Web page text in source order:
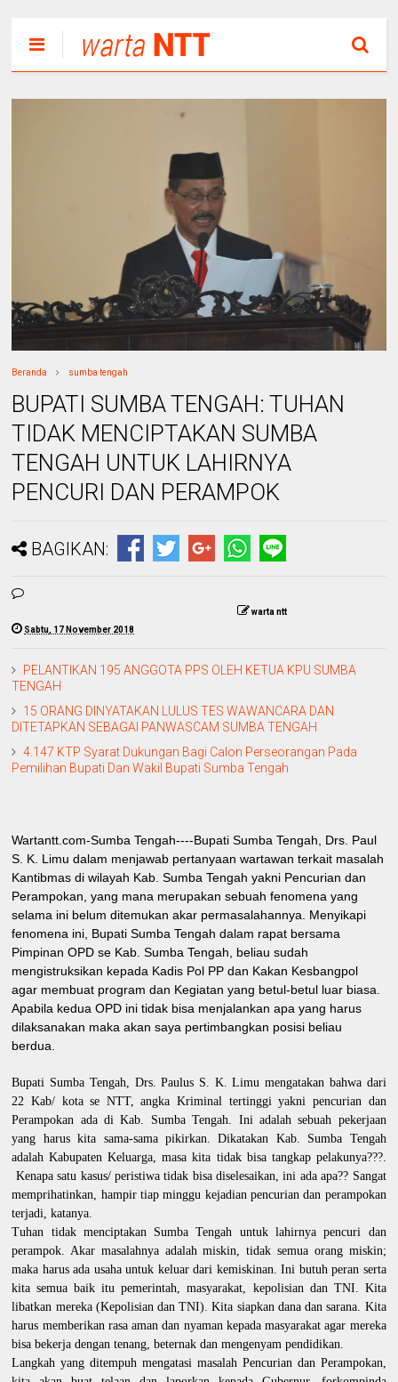
Beranda sumba tengah
BUPATI SUMBA TENGAH: TUHAN
TIDAK MENCIPTAKAN SUMBA
TENGAH UNTUK LAHIRNYA
PENCURI DAN PERAMPOK
BAGIKAN:
warta ntt
Sabtu, 17 November 2018
PELANTIKAN 195 ANGGOTA PPS OLEH KETUA KPU SUMBA
TENGAH
15 ORANG DINYATAKAN LULUS TES WAWANCARA DAN
DITETAPKAN SEBAGAI PANWASCAM SUMBA TENGAH
4.147 KTP Syarat Dukungan Bagi Calon Perseorangan Pada
Pemilihan Bupati Dan Wakil Bupati Sumba Tengah
Wartantt.com-Sumba Tengah----Bupati Sumba Tengah, Drs. Paul
S. K. Limu dalam menjawab pertanyaan wartawan terkait masalah
Kantibmas di wilayah Kab. Sumba Tengah yakni Pencurian dan
Perampokan, yang mana merupakan sebuah fenomena yang
selama ini belum ditemukan akar permasalahannya. Menyikapi
fenomena ini, Bupati Sumba Tengah dalam rapat bersama
Pimpinan OPD se Kab. Sumba Tengah, beliau sudah
mengistruksikan kepada Kadis Pol PP dan Kakan Kesbangpol
agar membuat program dan Kegiatan yang betul-betul luar biasa.
Apabila kedua OPD ini tidak bisa menjalankan apa yang harus
dilaksanakan maka akan saya pertimbangkan posisi beliau
berdua.
Bupati Sumba Tengah, Drs. Paulus S. K. Limu mengatakan bahwa dari
22 Kab/ kota se NTT, angka Kriminal tertinggi yakni pencurian dan
Perampokan ada di Kab. Sumba Tengah. Ini adalah sebuah pekerjaan
yang harus kita sama-sama pikirkan. Dikatakan Kab. Sumba Tengah
adalah Kabupaten Keluarga, masa kita tidak bisa tangkap pelakunya???.
Kenapa satu kasus/ peristiwa tidak bisa diselesaikan, ini ada apa?? Sangat
memprihatinkan, hampir tiap minggu kejadian pencurian dan perampokan
terjadi, katanya.
Tuhan tidak menciptakan Sumba Tengah untuk lahirnya pencuri dan
perampok. Akar masalahnya adalah miskin, tidak semua orang miskin;
maka harus ada usaha untuk keluar dari kemiskinan. Ini butuh peran serta
kita semua baik itu pemerintah, masyarakat, kepolisian dan TNI. Kita
libatkan mereka (Kepolisian dan TNI). Kita siapkan dana dan sarana. Kita
harus memberikan rasa aman dan nyaman kepada masyarakat agar mereka
bisa bekerja dengan tenang, beternak dan mengenyam pendidikan.
Langkah yang ditempuh mengatasi masalah Pencurian dan Perampokan,